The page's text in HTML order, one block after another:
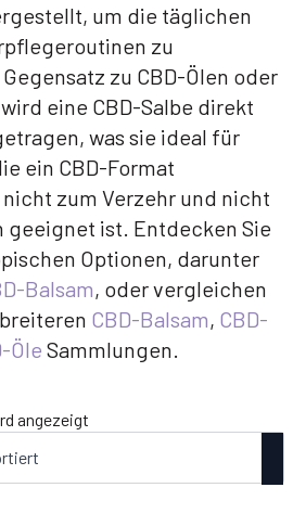
um die täglichen
zu
zu CBD-Ölen oder
eine CBD-Salbe direkt
was sie ideal für
ein CBD-Format
zum Verzehr und nicht
geeignet ist. Entdecken Sie
Optionen, darunter
Balsam, oder vergleichen
CBD-Balsam, CBD-
Öle Sammlungen.
angezeigt